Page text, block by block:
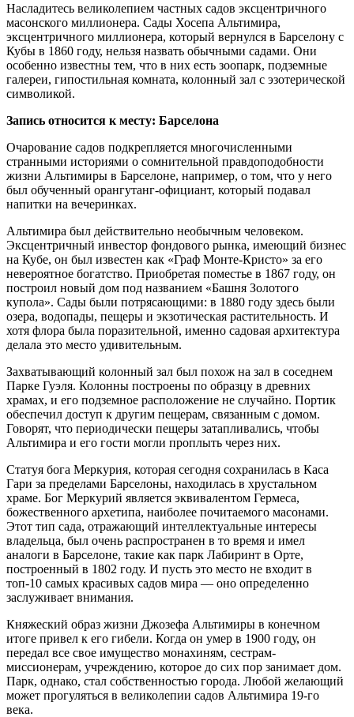
Насладитесь великолепием частных садов эксцентричного
масонского миллионера. Сады Хосепа Альтимира,
эксцентричного миллионера, который вернулся в Барселону с
Кубы в 1860 году, нельзя назвать обычными садами. Они
особенно известны тем, что в них есть зоопарк, подземные
галереи, гипостильная комната, колонный зал с эзотерической
символикой.
Запись относится к месту: Барселона
Очарование садов подкрепляется многочисленными
странными историями о сомнительной правдоподобности
жизни Альтимиры в Барселоне, например, о том, что у него
был обученный орангутанг-официант, который подавал
напитки на вечеринках.
Альтимира был действительно необычным человеком.
Эксцентричный инвестор фондового рынка, имеющий бизнес
на Кубе, он был известен как «Граф Монте-Кристо» за его
невероятное богатство. Приобретая поместье в 1867 году, он
построил новый дом под названием «Башня Золотого
купола». Сады были потрясающими: в 1880 году здесь были
озера, водопады, пещеры и экзотическая растительность. И
хотя флора была поразительной, именно садовая архитектура
делала это место удивительным.
Захватывающий колонный зал был похож на зал в соседнем
Парке Гуэля. Колонны построены по образцу в древних
храмах, и его подземное расположение не случайно. Портик
обеспечил доступ к другим пещерам, связанным с домом.
Говорят, что периодически пещеры затапливались, чтобы
Альтимира и его гости могли проплыть через них.
Статуя бога Меркурия, которая сегодня сохранилась в Каса
Гари за пределами Барселоны, находилась в хрустальном
храме. Бог Меркурий является эквивалентом Гермеса,
божественного архетипа, наиболее почитаемого масонами.
Этот тип сада, отражающий интеллектуальные интересы
владельца, был очень распространен в то время и имел
аналоги в Барселоне, такие как парк Лабиринт в Орте,
построенный в 1802 году. И пусть это место не входит в
топ-10 самых красивых садов мира — оно определенно
заслуживает внимания.
Княжеский образ жизни Джозефа Альтимиры в конечном
итоге привел к его гибели. Когда он умер в 1900 году, он
передал все свое имущество монахиням, сестрам-
миссионерам, учреждению, которое до сих пор занимает дом.
Парк, однако, стал собственностью города. Любой желающий
может прогуляться в великолепии садов Альтимира 19-го
века.